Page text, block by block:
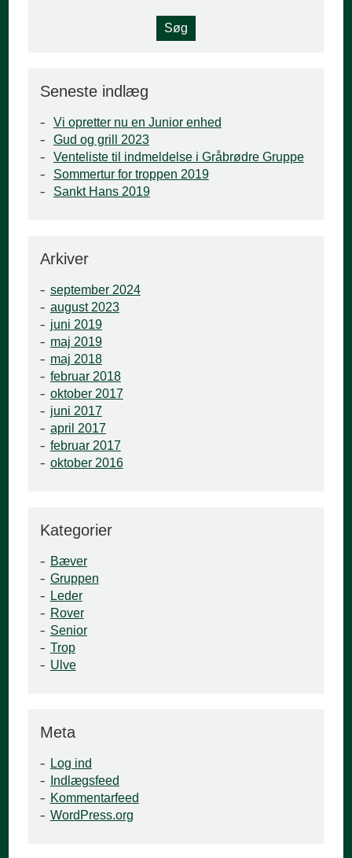
Seneste indlæg
Vi opretter nu en Junior enhed
Gud og grill 2023
Venteliste til indmeldelse i Gråbrødre Gruppe
Sommertur for troppen 2019
Sankt Hans 2019
Arkiver
september 2024
august 2023
juni 2019
maj 2019
maj 2018
februar 2018
oktober 2017
juni 2017
april 2017
februar 2017
oktober 2016
Kategorier
Bæver
Gruppen
Leder
Rover
Senior
Trop
Ulve
Meta
Log ind
Indlægsfeed
Kommentarfeed
WordPress.org